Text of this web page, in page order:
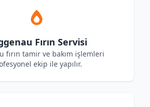
Fırın Servisi
fırın tamir ve bakım işlemleri
ekip ile yapılır.